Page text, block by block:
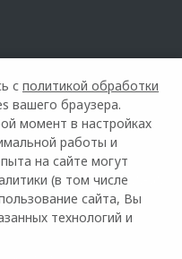
+7 (495) 139-00-60
с политикой обработки
вашего браузера.
момент в настройках
работы и
на сайте могут
(в том числе
сайта, Вы
технологий и